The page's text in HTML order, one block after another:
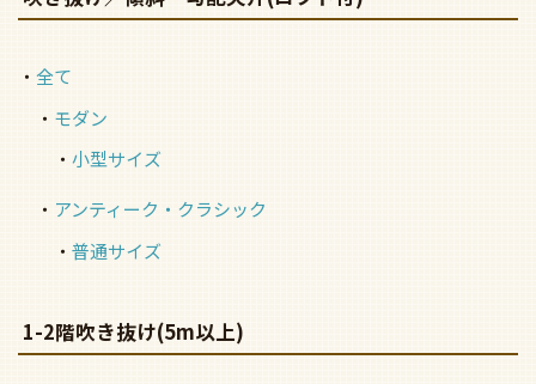
全て
モダン
小型サイズ
アンティーク・クラシック
普通サイズ
1-2階吹き抜け(5m以上)